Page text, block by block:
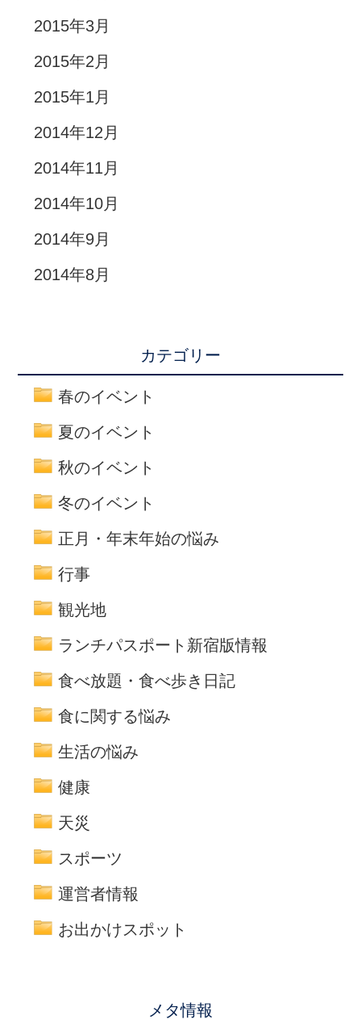
2015年3月
2015年2月
2015年1月
2014年12月
2014年11月
2014年10月
2014年9月
2014年8月
カテゴリー
春のイベント
夏のイベント
秋のイベント
冬のイベント
正月・年末年始の悩み
行事
観光地
ランチパスポート新宿版情報
食べ放題・食べ歩き日記
食に関する悩み
生活の悩み
健康
天災
スポーツ
運営者情報
お出かけスポット
メタ情報